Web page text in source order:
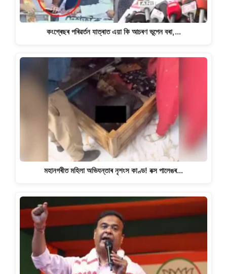
কংগ্ৰেছৰ পৰিৱৰ্তন যাত্ৰাত এয়া কি আচৰণ ভূপেন বৰা,…
মহানগৰীত মহিলা অভিযন্তাৰ নৃশংস কাণ্ড! বক্স পালেঙৰ…